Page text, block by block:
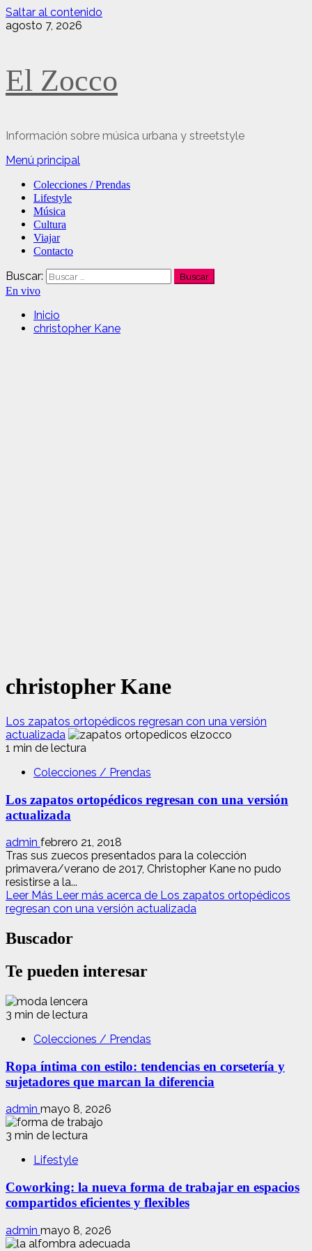
Saltar al contenido
agosto 7, 2026
El Zocco
Información sobre música urbana y streetstyle
Menú principal
Colecciones / Prendas
Lifestyle
Música
Cultura
Viajar
Contacto
Buscar:
En vivo
Inicio
christopher Kane
christopher Kane
Los zapatos ortopédicos regresan con una versión
actualizada
1 min de lectura
Colecciones / Prendas
Los zapatos ortopédicos regresan con una versión
actualizada
admin febrero 21, 2018
Tras sus zuecos presentados para la colección
primavera/verano de 2017, Christopher Kane no pudo
resistirse a la...
Leer Más Leer más acerca de Los zapatos ortopédicos
regresan con una versión actualizada
Buscador
Te pueden interesar
3 min de lectura
Colecciones / Prendas
Ropa íntima con estilo: tendencias en corsetería y
sujetadores que marcan la diferencia
admin mayo 8, 2026
3 min de lectura
Lifestyle
Coworking: la nueva forma de trabajar en espacios
compartidos eficientes y flexibles
admin mayo 8, 2026